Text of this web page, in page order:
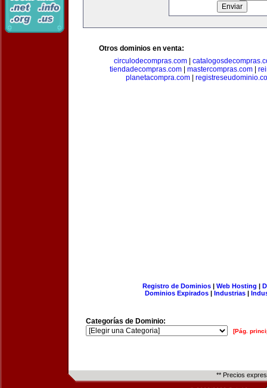
Otros dominios en venta:
circulodecompras.com|
tiendadecompras.com| mastercompras.com|
planetacompra.com|
Registro de Dominios| Web Hosting |
Dominios Expirados | Industrias |
Categorías de Dominio:
[Pág.
** Precios